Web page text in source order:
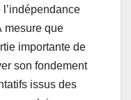
mesure que
importante de
son fondement
issus des